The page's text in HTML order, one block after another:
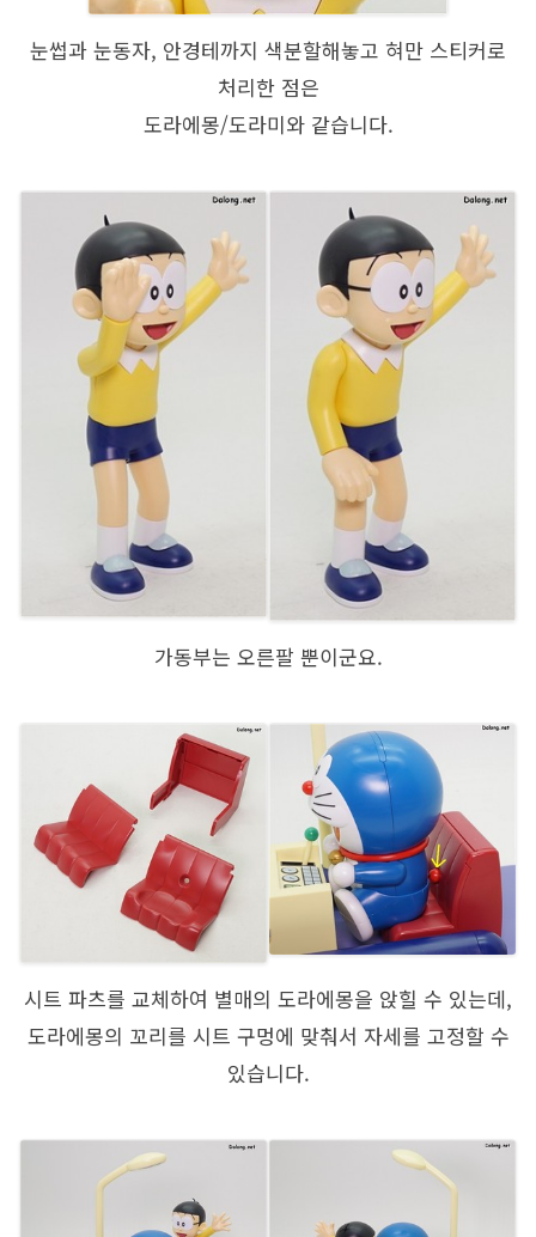
눈썹과 눈동자, 안경테까지 색분할해놓고 혀만 스티커로
처리한 점은
도라에몽/도라미와 같습니다.
가동부는 오른팔 뿐이군요.
시트 파츠를 교체하여 별매의 도라에몽을 앉힐 수 있는데,
도라에몽의 꼬리를 시트 구멍에 맞춰서 자세를 고정할 수
있습니다.